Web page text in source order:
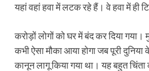
यहां वहां हवा में लटक रहे हैं। वे हवा में ही
करोड़ों लोगों को घर में बंद कर दिया गया।
कभी ऐसा मौका आया होगा जब पूरी
कानून लागू किया गया था। यह बहुत